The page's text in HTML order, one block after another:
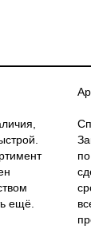
ещё.